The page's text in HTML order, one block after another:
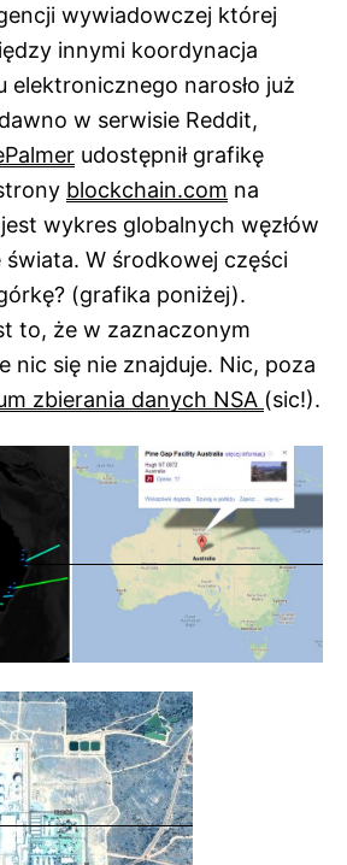
wywiadowczej której
innymi koordynacja
elektronicznego narosło już
w serwisie Reddit,
udostępnił grafikę
blockchain.com na
wykres globalnych węzłów
świata. W środkowej części
(grafika poniżej).
to, że w zaznaczonym
nic się nie znajduje. Nic, poza
zbierania danych NSA (sic!).